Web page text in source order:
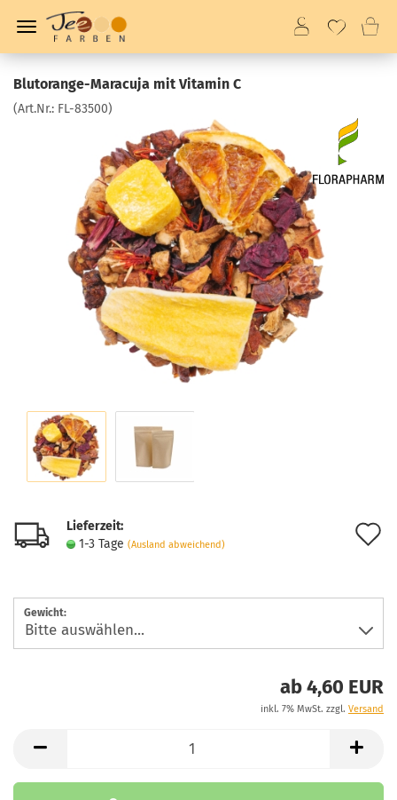
Blutorange-Maracuja mit Vitamin C
(Art.Nr.: FL-83500)
Lieferzeit:
1-3 Tage (Ausland abweichend)
Gewicht:
ab 4,60 EUR
inkl. 7% MwSt. zzgl. Versand